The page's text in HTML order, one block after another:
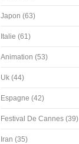
Japon (63)
Italie (61)
Animation (53)
Uk (44)
Espagne (42)
Festival De Cannes (39)
Iran (35)